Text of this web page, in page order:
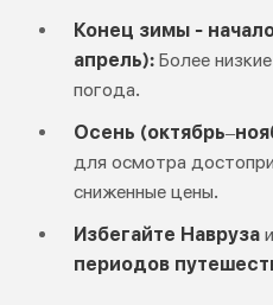
Конец зимы -
апрель):Более
погода.
Осень
для осмотра
сниженные цены.
Избегайте Наврузаи
периодов